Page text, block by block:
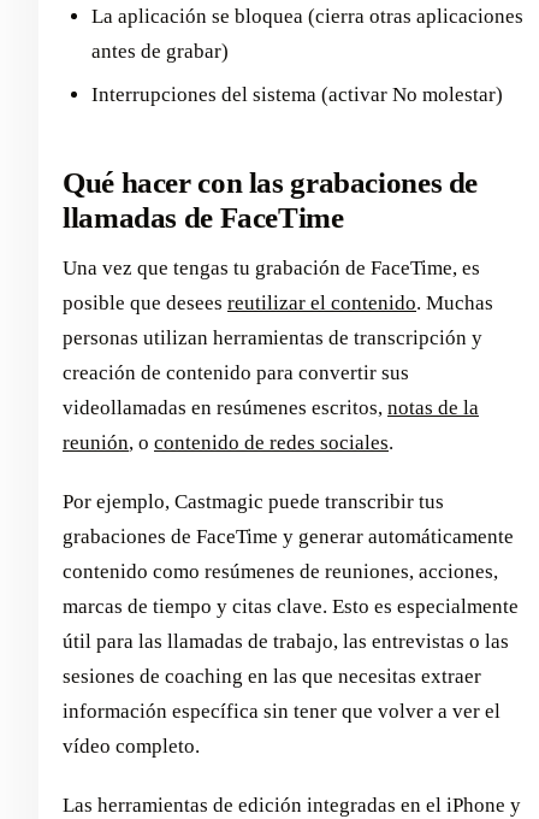
La aplicación se bloquea (cierra otras aplicaciones
antes de grabar)
Interrupciones del sistema (activar No molestar)
Qué hacer con las grabaciones de
llamadas de FaceTime
Una vez que tengas tu grabación de FaceTime, es
posible que desees reutilizar el contenido. Muchas
personas utilizan herramientas de transcripción y
creación de contenido para convertir sus
videollamadas en resúmenes escritos, notas de la
reunión, o contenido de redes sociales.
Por ejemplo, Castmagic puede transcribir tus
grabaciones de FaceTime y generar automáticamente
contenido como resúmenes de reuniones, acciones,
marcas de tiempo y citas clave. Esto es especialmente
útil para las llamadas de trabajo, las entrevistas o las
sesiones de coaching en las que necesitas extraer
información específica sin tener que volver a ver el
vídeo completo.
Las herramientas de edición integradas en el iPhone y